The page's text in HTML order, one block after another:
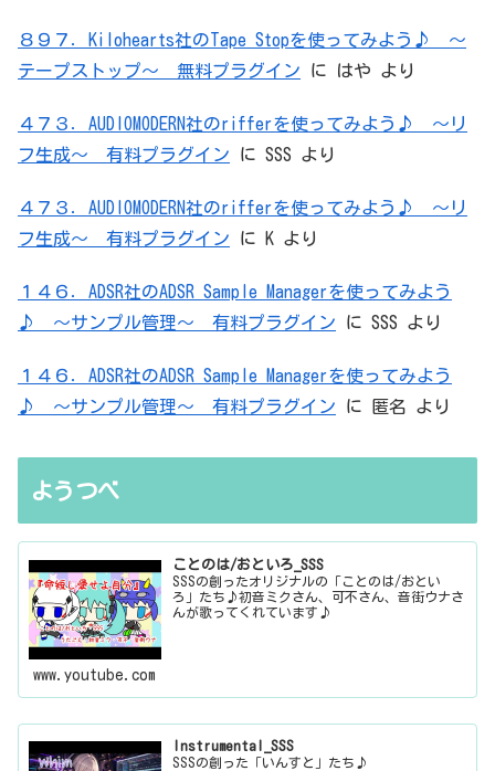
８９７．Kilohearts社のTape Stopを使ってみよう♪ ～
テープストップ～ 無料プラグイン に はや より
４７３．AUDIOMODERN社のrifferを使ってみよう♪ ～リ
フ生成～ 有料プラグイン に SSS より
４７３．AUDIOMODERN社のrifferを使ってみよう♪ ～リ
フ生成～ 有料プラグイン に K より
１４６．ADSR社のADSR Sample Managerを使ってみよう
♪ ～サンプル管理～ 有料プラグイン に SSS より
１４６．ADSR社のADSR Sample Managerを使ってみよう
♪ ～サンプル管理～ 有料プラグイン に 匿名 より
ようつべ
ことのは/おといろ_SSS
SSSの創ったオリジナルの「ことのは/おとい
ろ」たち♪初音ミクさん、可不さん、音街ウナさ
んが歌ってくれています♪
www.youtube.com
Instrumental_SSS
SSSの創った「いんすと」たち♪